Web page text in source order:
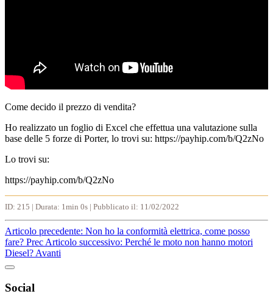
Come decido il prezzo di vendita?
Ho realizzato un foglio di Excel che effettua una valutazione sulla
base delle 5 forze di Porter, lo trovi su: https://payhip.com/b/Q2zNo
Lo trovi su:
https://payhip.com/b/Q2zNo
ID: 215 | Durata: 1min 0s | Pubblicato il: 11/02/2022
Articolo precedente: Non ho la conformità elettrica, come posso
fare? Prec Articolo successivo: Perché le moto non hanno motori
Diesel? Avanti
Social